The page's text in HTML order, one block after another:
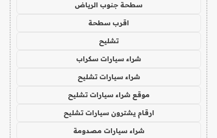
سطحة جنوب الرياض
اقرب سطحة
تشليح
شراء سيارات سكراب
شراء سيارات تشليح
موقع شراء سيارات تشليح
ارقام يشترون سيارات تشليح
شراء سيارات مصدومة